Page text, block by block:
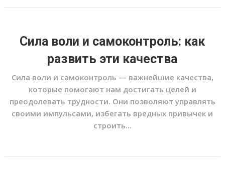
Сила воли и самоконтроль: как
развить эти качества
Сила воли и самоконтроль — важнейшие качества,
которые помогают нам достигать целей и
преодолевать трудности. Они позволяют управлять
своими импульсами, избегать вредных привычек и
строить...